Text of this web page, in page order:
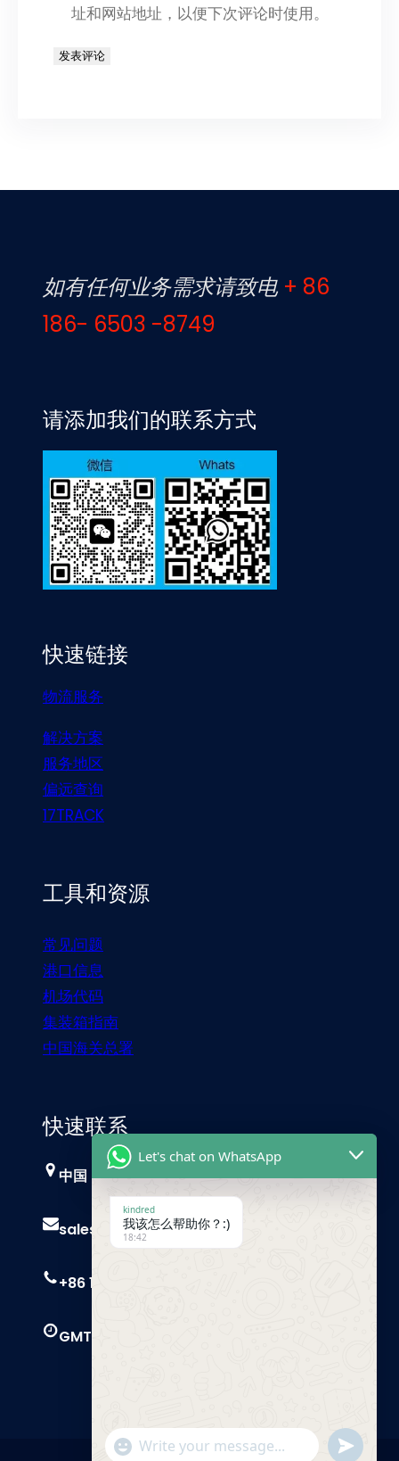
址和网站地址，以便下次评论时使用。
如有任何业务需求请致电 + 86
186- 6503 -8749
请添加我们的联系方式
快速链接
物流服务
解决方案
服务地区
偏远查询
17TRACK
工具和资源
常见问题
港口信息
机场代码
集装箱指南
中国海关总署
快速联系
中国，广州
sales@trust-freight.com
+86 186 6503 8749
GMT+8 9 AM – 6 PM
Let's chat on WhatsApp
kindred
我该怎么帮助你？:)
18:42
"+chaty_settings.lang.emoji_picker+"
Send
WhatsApp